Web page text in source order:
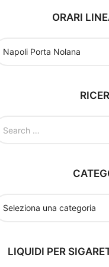
ORARI
LIQUIDI PER